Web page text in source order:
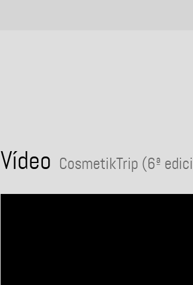
Vídeo CosmetikTrip (6ª